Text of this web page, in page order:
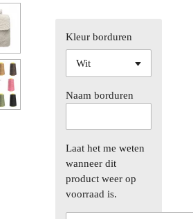
Kleur borduren
Naam borduren
Laat het me weten
wanneer dit
product weer op
voorraad is.